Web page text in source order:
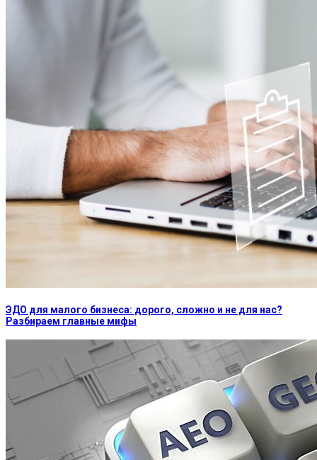
ЭДО для малого бизнеса: дорого, сложно и не для нас?
Разбираем главные мифы